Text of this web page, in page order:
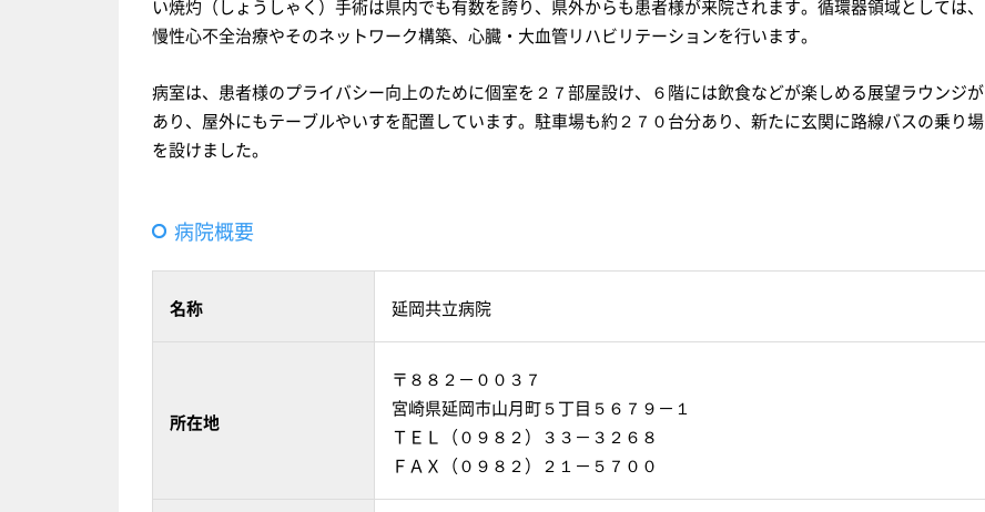
い焼灼（しょうしゃく）手術は県内でも有数を誇り、県外からも患者様が来院されます。循環器領域としては、
慢性心不全治療やそのネットワーク構築、心臓・大血管リハビリテーションを行います。
病室は、患者様のプライバシー向上のために個室を２７部屋設け、６階には飲食などが楽しめる展望ラウンジが
あり、屋外にもテーブルやいすを配置しています。駐車場も約２７０台分あり、新たに玄関に路線バスの乗り場
を設けました。
病院概要
名称 延岡共立病院
所在地
〒８８２－００３７
宮崎県延岡市山月町５丁目５６７９－１
ＴＥＬ（０９８２）３３－３２６８
ＦＡＸ（０９８２）２１－５７００